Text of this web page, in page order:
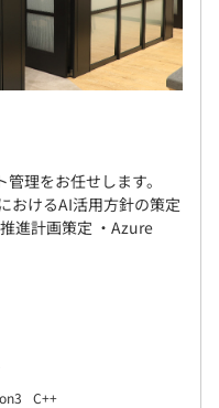
理をお任せします。
おけるAI活用方針の策定
進計画策定 ・Azure
C++